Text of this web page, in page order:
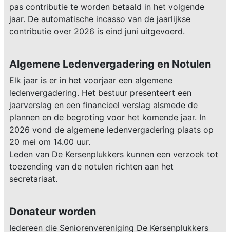
pas contributie te worden betaald in het volgende
jaar. De automatische incasso van de jaarlijkse
contributie over 2026 is eind juni uitgevoerd.
Algemene Ledenvergadering en Notulen
Elk jaar is er in het voorjaar een algemene
ledenvergadering. Het bestuur presenteert een
jaarverslag en een financieel verslag alsmede de
plannen en de begroting voor het komende jaar. In
2026 vond de algemene ledenvergadering plaats op
20 mei om 14.00 uur.
Leden van De Kersenplukkers kunnen een verzoek tot
toezending van de notulen richten aan het
secretariaat.
Donateur worden
Iedereen die Seniorenvereniging De Kersenplukkers